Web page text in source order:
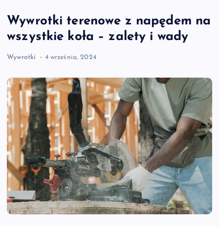
Wywrotki terenowe z napędem na
wszystkie koła – zalety i wady
Wywrotki 4 września, 2024